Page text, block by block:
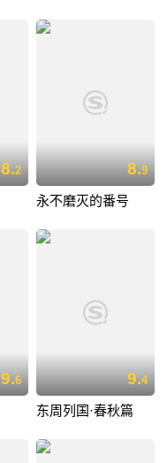
8.2 8.9
永不磨灭的番号
9.6 9.4
东周列国·春秋篇